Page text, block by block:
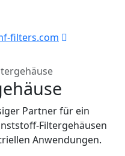
filters.com
Partner für ein
Filtergehäusen
Anwendungen.